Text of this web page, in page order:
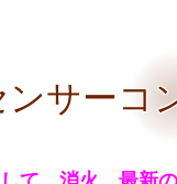
ンサーコ